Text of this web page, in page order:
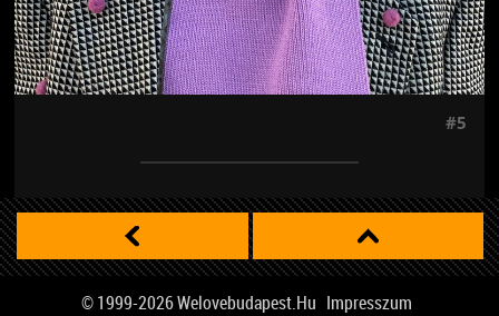
#5
© 1999-2026Welovebudapest.hu Impresszum